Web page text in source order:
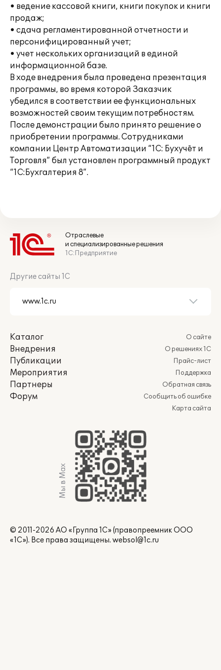
• ведение кассовой книги, книги покупок и книги
продаж;
• сдача регламентированной отчетности и
персонифицированный учет;
• учет нескольких организаций в единой
информационной базе.
В ходе внедрения была проведена презентация
программы, во время которой Заказчик
убедился в соответствии ее функциональных
возможностей своим текущим потребностям.
После демонстрации было принято решение о
приобретении программы. Сотрудниками
компании Центр Автоматизации “1C: Бухучёт и
Торговля” был установлен программный продукт
“1С:Бухгалтерия 8”.
Отраслевые
и специализированные решения
1С:Предприятие
Другие сайты 1С
Каталог
Внедрения
Публикации
Мероприятия
Партнеры
Форум
О сайте
О решениях 1С
Прайс-лист
Поддержка
Обратная связь
Сообщить об ошибке
Карта сайта
Мы в Max
© 2011-2026 АО «Группа 1С» (правопреемник ООО
«1С»). Все права защищены. websol@1c.ru